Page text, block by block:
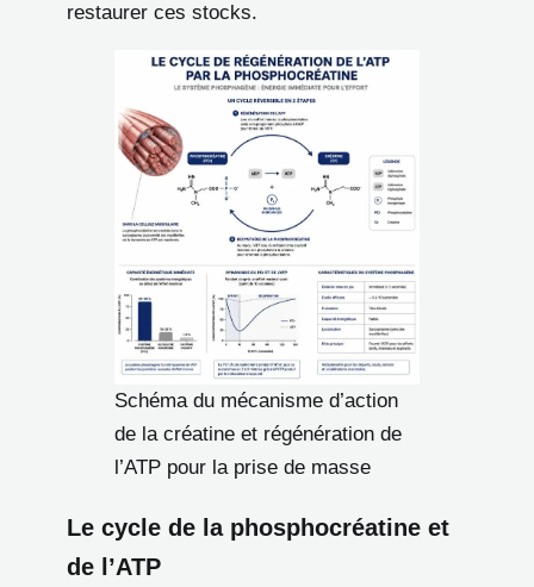
restaurer ces stocks.
Schéma du mécanisme d’action
de la créatine et régénération de
l’ATP pour la prise de masse
Le cycle de la phosphocréatine et
de l’ATP